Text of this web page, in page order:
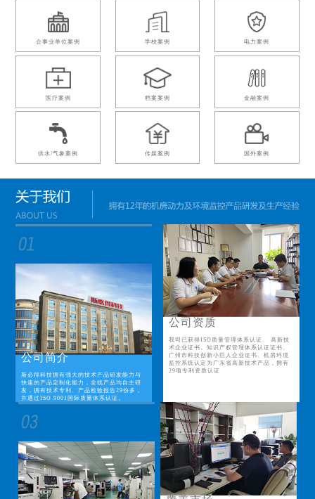
企事业单位案例 学校案例 电力案例
医疗案例 档案案例 金融案例
供水/气象案例 传媒案例 国外案例
公司简介
斯必得科技拥有强大的技术产品研发能力与
快速的产品定制化能力，全线产品均自主研
发，拥有技术专利、产品检验报告29份多，
并通过ISO 9001国际质量体系认证。
公司资质
我司已获得ISO质量管理体系认证、 高新技
术企业证书、知识产权管理体系认证证书、
广州市科技创新小巨人企业证书、机房环境
监控系统认定为广东省高新技术产品，拥有
29项专利资质认证